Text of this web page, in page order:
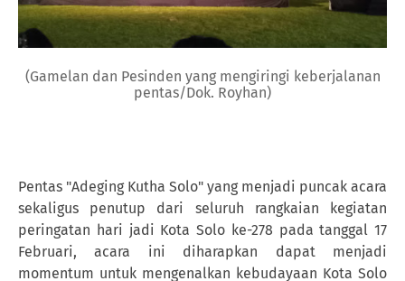
(Gamelan dan Pesinden yang mengiringi keberjalanan
pentas/Dok. Royhan)
Pentas "Adeging Kutha Solo" yang menjadi puncak acara
sekaligus penutup dari seluruh rangkaian kegiatan
peringatan hari jadi Kota Solo ke-278 pada tanggal 17
Februari, acara ini diharapkan dapat menjadi
momentum untuk mengenalkan kebudayaan Kota Solo